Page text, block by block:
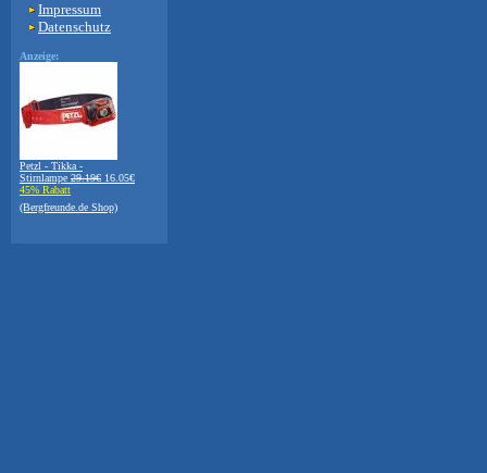
Impressum
Datenschutz
Anzeige:
Petzl - Tikka -
Stirnlampe 29.19€ 16.05€
45% Rabatt
(Bergfreunde.de Shop)